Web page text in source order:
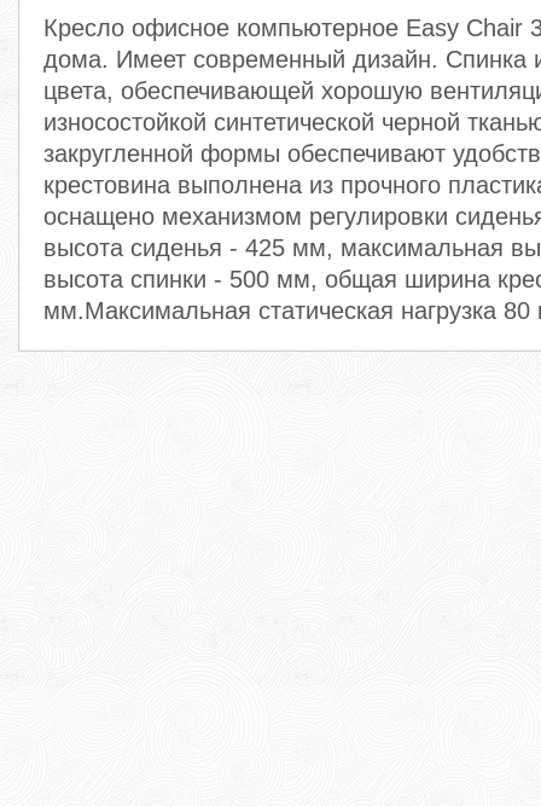
Кресло офисное компьютерное Easy Chair
дома. Имеет современный дизайн. Спинка
цвета, обеспечивающей хорошую
износостойкой синтетической черной
закругленной формы обеспечивают
крестовина выполнена из прочного
оснащено механизмом регулировки
высота сиденья - 425 мм, максимальная
высота спинки - 500 мм, общая ширина
мм.Максимальная статическая нагрузка 80